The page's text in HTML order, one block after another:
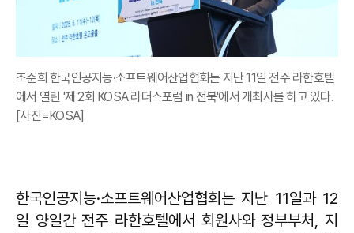
조준희 한국인공지능·소프트웨어산업협회는 지난 11일 전주 라한호텔
에서 열린 '제 2회 KOSA 리더스포럼 in 전북'에서 개최사를 하고 있다.
[사진=KOSA]
한국인공지능·소프트웨어산업협회는 지난 11일과 12
일 양일간 전주 라한호텔에서 회원사와 정부부처, 지